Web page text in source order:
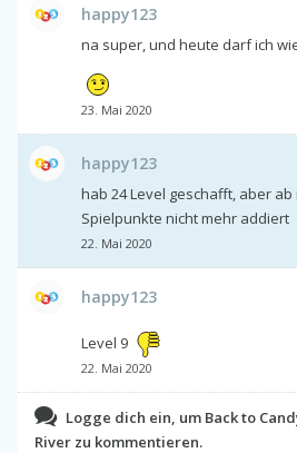
happy123
na super, und heute darf ich
23. Mai 2020
happy123
hab 24 Level geschafft, aber
Spielpunkte nicht mehr addiert
22. Mai 2020
happy123
Level 9
22. Mai 2020
Logge dich ein, um Back to
River zu kommentieren.